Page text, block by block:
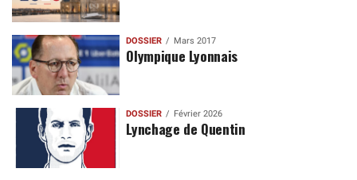
DOSSIER Mars 2017
Olympique Lyonnais
DOSSIER Février 2026
Lynchage de Quentin